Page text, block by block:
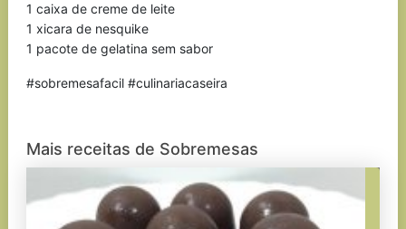
1 caixa de creme de leite
1 xicara de nesquike
1 pacote de gelatina sem sabor
#sobremesafacil #culinariacaseira
Mais receitas de Sobremesas